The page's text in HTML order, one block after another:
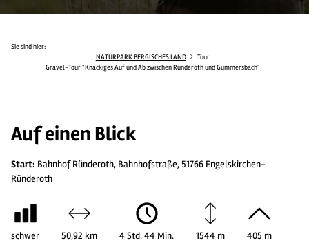
Sie sind hier:
NATURPARK BERGISCHES LAND
Tour
Gravel-Tour "Knackiges Auf und Ab zwischen Ründeroth und Gummersbach"
Auf einen Blick
Start: Bahnhof Ründeroth, Bahnhofstraße, 51766 Engelskirchen-
Ründeroth
schwer 50,92 km 4 Std. 44 Min. 1544 m 405 m